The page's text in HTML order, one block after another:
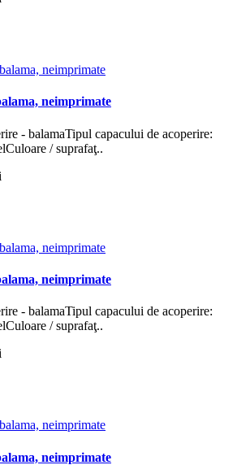
neimprimate
- balamaTipul capacului de acoperire:
/ suprafaţ..
neimprimate
- balamaTipul capacului de acoperire:
/ suprafaţ..
neimprimate